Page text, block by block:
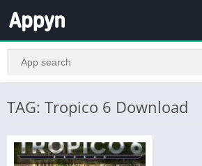
TAG: Tropico 6 Download